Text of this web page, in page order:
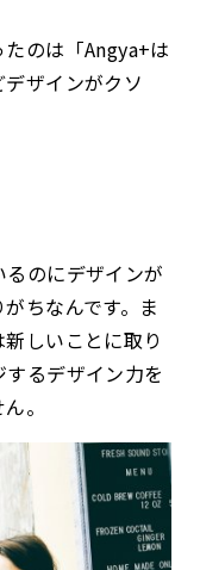
のは「Angya+は
ザインがクソ
のにデザインが
ちなんです。ま
しいことに取り
るデザイン力を
。